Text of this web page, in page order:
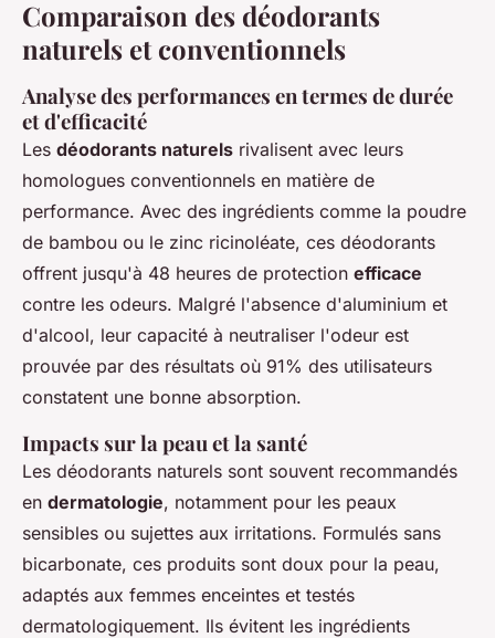
Comparaison des déodorants
naturels et conventionnels
Analyse des performances en termes de durée
et d'efficacité
Les déodorants naturels rivalisent avec leurs
homologues conventionnels en matière de
performance. Avec des ingrédients comme la poudre
de bambou ou le zinc ricinoléate, ces déodorants
offrent jusqu'à 48 heures de protection efficace
contre les odeurs. Malgré l'absence d'aluminium et
d'alcool, leur capacité à neutraliser l'odeur est
prouvée par des résultats où 91% des utilisateurs
constatent une bonne absorption.
Impacts sur la peau et la santé
Les déodorants naturels sont souvent recommandés
en dermatologie, notamment pour les peaux
sensibles ou sujettes aux irritations. Formulés sans
bicarbonate, ces produits sont doux pour la peau,
adaptés aux femmes enceintes et testés
dermatologiquement. Ils évitent les ingrédients